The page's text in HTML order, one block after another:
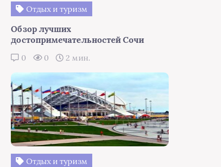
Отдых и туризм
Обзор лучших
достопримечательностей Сочи
0 0 2 мин.
Отдых и туризм